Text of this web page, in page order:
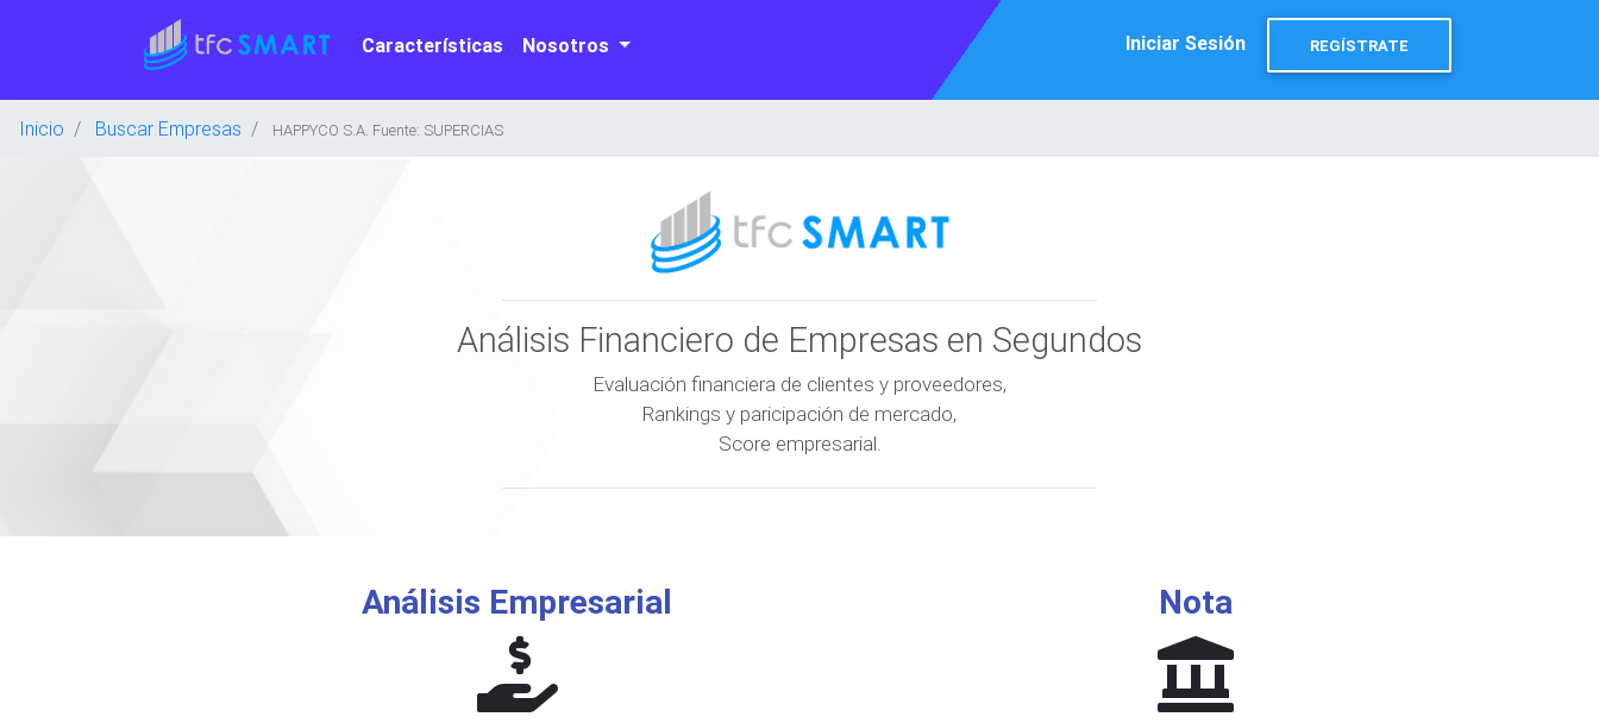
Características Nosotros Iniciar Sesión REGÍSTRATE
Inicio Buscar Empresas HAPPYCO S.A. Fuente: SUPERCIAS
Análisis Financiero de Empresas en Segundos
Evaluación financiera de clientes y proveedores,
Rankings y paricipación de mercado,
Score empresarial.
Análisis Empresarial Nota